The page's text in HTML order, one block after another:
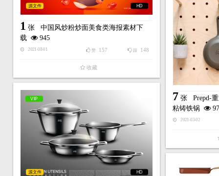
HD
源文件
1 张 中国风炒粉炒面美食类海报素材下
载
945
2021-08-01 踩 148
赞 157
收藏
7 张 Prepd-
粘铸铁锅
2021-03-02
VIP
HD
源文件